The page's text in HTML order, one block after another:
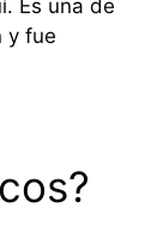
Es una de
y fue